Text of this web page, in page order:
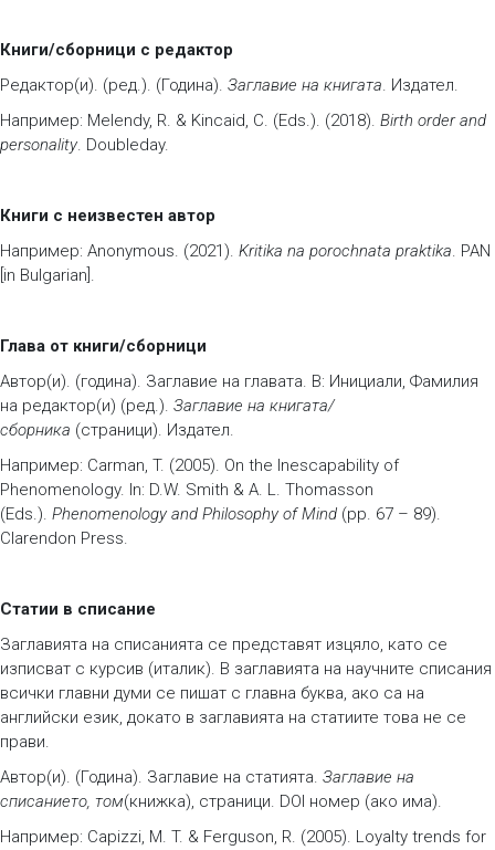
Книги/сборници с редактор
Редактор(и). (ред.). (Година). Заглавие на книгата. Издател.
Например: Melendy, R. & Kincaid, C. (Eds.). (2018). Birth order and
personality. Doubleday.
Книги с неизвестен автор
Например: Anonymous. (2021). Kritika na porochnata praktika. PAN
[in Bulgarian].
Глава от книги/сборници
Автор(и). (година). Заглавие на главата. В: Инициали, Фамилия
на редактор(и) (ред.). Заглавие на книгата/
сборника (страници). Издател.
Например: Carman, T. (2005). On the Inescapability of
Phenomenology. In: D.W. Smith & A. L. Thomasson
(Eds.). Phenomenology and Philosophy of Mind (pp. 67 – 89).
Clarendon Press.
Статии в списание
Заглавията на списанията се представят изцяло, като се
изписват с курсив (италик). В заглавията на научните списания
всички главни думи се пишат с главна буква, ако са на
английски език, докато в заглавията на статиите това не се
прави.
Автор(и). (Година). Заглавие на статията. Заглавие на
списанието, том(книжка), страници. DOI номер (ако има).
Например: Capizzi, M. T. & Ferguson, R. (2005). Loyalty trends for